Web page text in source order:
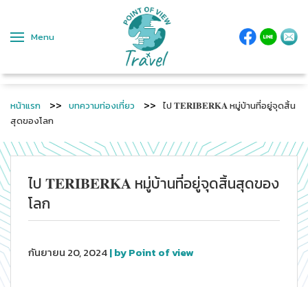
Menu
หน้าแรก บทความท่องเที่ยว
ไป 𝐓𝐄𝐑𝐈𝐁𝐄𝐑𝐊𝐀 หมู่บ้านที่อยู่จุดสิ้น
สุดของโลก
ไป 𝐓𝐄𝐑𝐈𝐁𝐄𝐑𝐊𝐀 หมู่บ้านที่อยู่จุดสิ้นสุดของ
โลก
กันยายน 20, 2024| by Point of view